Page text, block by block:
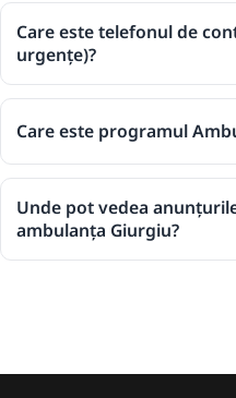
Care este telefonul de
urgențe)?
Care este programul
Unde pot vedea
ambulanța Giurgiu?